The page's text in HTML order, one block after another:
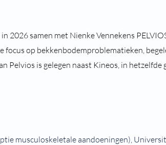
samen met Nienke Vennekens
focus op bekkenbodemproblematieken,
Pelvios is gelegen naast Kineos, in hetzelfde
musculoskeletale aandoeningen),